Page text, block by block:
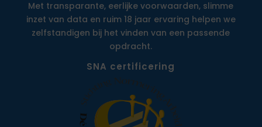
Met transparante, eerlijke voorwaarden, slimme
inzet van data en ruim 18 jaar ervaring helpen we
zelfstandigen bij het vinden van een passende
opdracht.
SNA certificering